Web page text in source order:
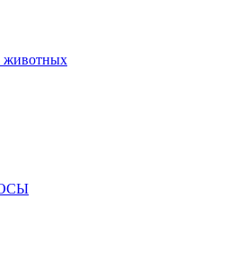
животных